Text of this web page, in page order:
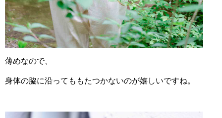
薄めなので、
身体の脇に沿っても もたつかないのが嬉しいですね。